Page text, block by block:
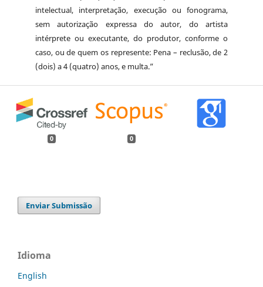
intelectual, interpretação, execução ou fonograma,
sem autorização expressa do autor, do artista
intérprete ou executante, do produtor, conforme o
caso, ou de quem os represente: Pena – reclusão, de 2
(dois) a 4 (quatro) anos, e multa.”
0 0
Enviar Submissão
Idioma
English